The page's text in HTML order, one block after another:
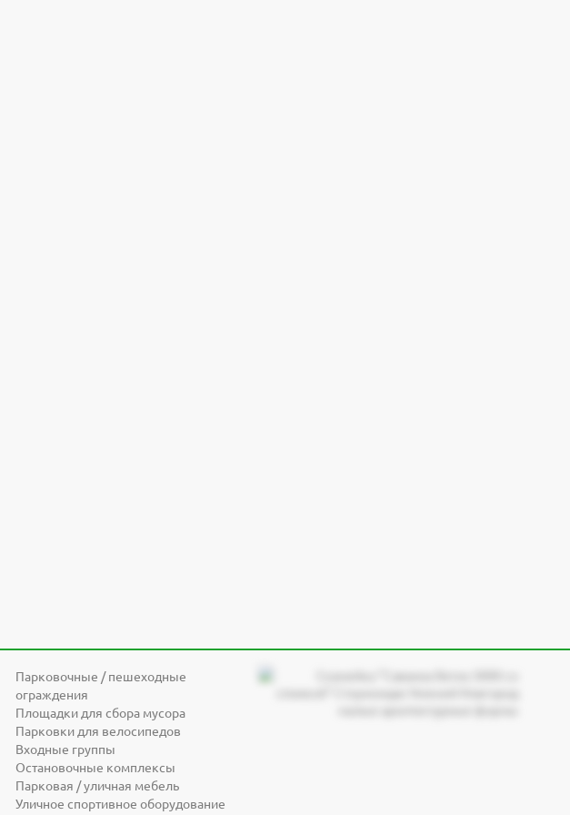
Парковочные / пешеходные
ограждения
Площадки для сбора мусора
Парковки для велосипедов
Входные группы
Остановочные комплексы
Парковая / уличная мебель
Уличное спортивное оборудование